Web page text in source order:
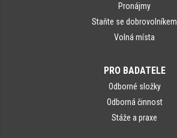
Pronájmy
Staňte se dobrovolníkem
Volná místa
PRO BADATELE
Odborné složky
Odborná činnost
Stáže a praxe